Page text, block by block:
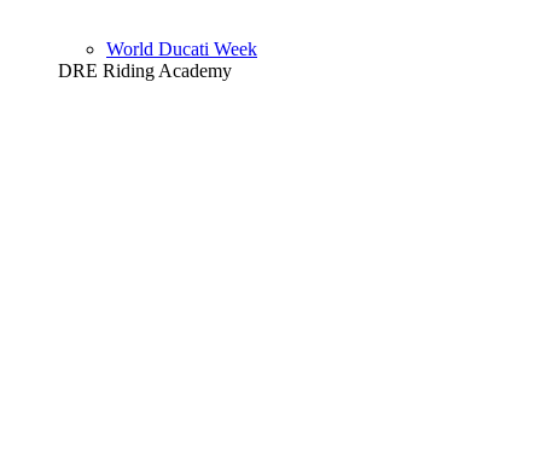
World Ducati Week
DRE Riding Academy